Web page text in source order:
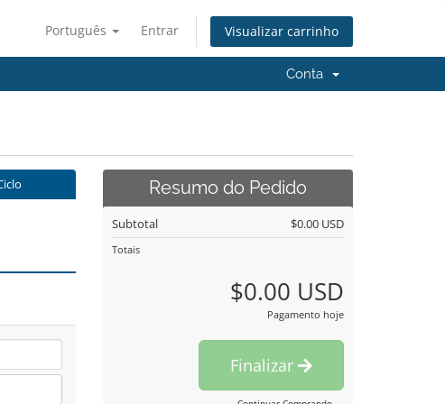
Português Entrar Visualizar carrinho
Conta
Resumo do Pedido
Subtotal $0.00 USD
Totais
$0.00 USD
Pagamento hoje
Finalizar